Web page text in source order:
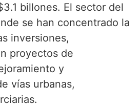
billones. El sector del
se han concentrado la
inversiones,
proyectos de
y
vías urbanas,